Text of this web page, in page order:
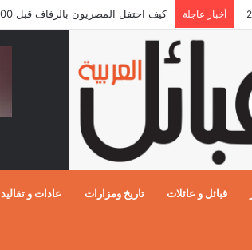
أخبار عاجلة كيف احتفل المصريون بالزفاف قبل 700 عام؟
قبائل و عائلات تاريخ ومزارات عادات و تقاليد